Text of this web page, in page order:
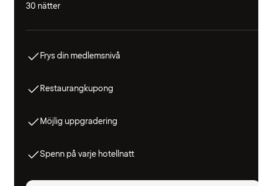
30 nätter
Frys din medlemsnivå
Restaurangkupong
Möjlig uppgradering
Spenn på varje hotellnatt